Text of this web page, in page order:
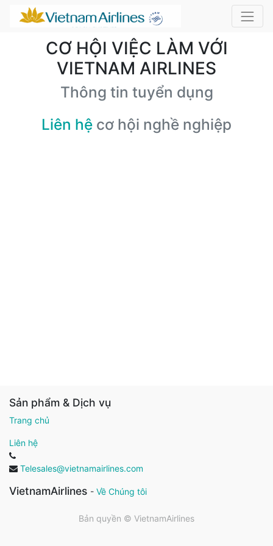
CƠ HỘI VIỆC LÀM VỚI
VIETNAM AIRLINES
Thông tin tuyển dụng
Liên hệ cơ hội nghề nghiệp
Sản phẩm & Dịch vụ
Trang chủ
Liên hệ
Telesales@vietnamairlines.com
VietnamAirlines - Về Chúng tôi
Bản quyền © VietnamAirlines